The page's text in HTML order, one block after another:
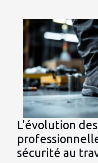
L'évolution
sécurité au